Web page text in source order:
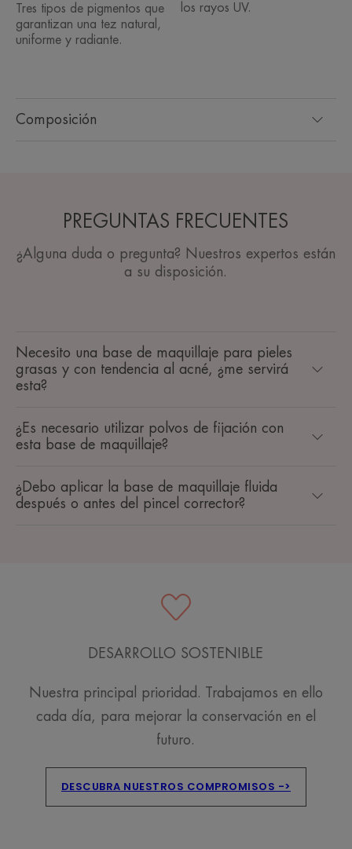
Composición
Tres tipos de pigmentos que
garantizan una tez natural,
uniforme y radiante.
los rayos UV.
PREGUNTAS FRECUENTES
¿Alguna duda o pregunta? Nuestros expertos están
a su disposición.
Necesito una base de maquillaje para pieles
grasas y con tendencia al acné, ¿me servirá
esta?
¿Es necesario utilizar polvos de fijación con
esta base de maquillaje?
¿Debo aplicar la base de maquillaje fluida
después o antes del pincel corrector?
DESARROLLO SOSTENIBLE
Nuestra principal prioridad. Trabajamos en ello
cada día, para mejorar la conservación en el
futuro.
DESCUBRA NUESTROS COMPROMISOS ->